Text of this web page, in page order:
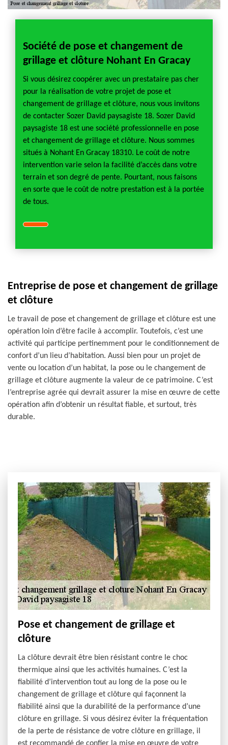
Société de pose et changement de
grillage et clôture Nohant En Gracay
Si vous désirez coopérer avec un prestataire pas cher
pour la réalisation de votre projet de pose et
changement de grillage et clôture, nous vous invitons
de contacter Sozer David paysagiste 18. Sozer David
paysagiste 18 est une société professionnelle en pose
et changement de grillage et clôture. Nous sommes
situés à Nohant En Gracay 18310. Le coût de notre
intervention varie selon la facilité d’accès dans votre
terrain et son degré de pente. Pourtant, nous faisons
en sorte que le coût de notre prestation est à la portée
de tous.
Entreprise de pose et changement de grillage
et clôture
Le travail de pose et changement de grillage et clôture est une
opération loin d’être facile à accomplir. Toutefois, c’est une
activité qui participe pertinemment pour le conditionnement de
confort d’un lieu d’habitation. Aussi bien pour un projet de
vente ou location d’un habitat, la pose ou le changement de
grillage et clôture augmente la valeur de ce patrimoine. C’est
l’entreprise agrée qui devrait assurer la mise en œuvre de cette
opération afin d’obtenir un résultat fiable, et surtout, très
durable.
Pose et changement de grillage et
clôture
La clôture devrait être bien résistant contre le choc
thermique ainsi que les activités humaines. C’est la
fiabilité d’intervention tout au long de la pose ou le
changement de grillage et clôture qui façonnent la
fiabilité ainsi que la durabilité de la performance d’une
clôture en grillage. Si vous désirez éviter la fréquentation
de la perte de résistance de votre clôture en grillage, il